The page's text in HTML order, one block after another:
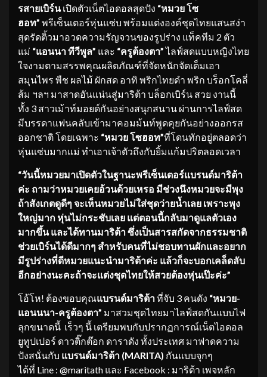
รสายเบิร์นเปิดตัวเน็ตไอดอลสุดปัง “หมวย โซ
ฮอท” พรีเซ็นเตอร์หุ่นแซ่บ พร้อมแต่งองค์ชุดไทยแสนสง่า
สุดรัดติ้วมาอวดความรัญจวนของรูปร่าง แท็คทีม 2 ตัว
แม่ “แอนนา ทีวีพูล” และ “ครูต้องตา”ไลฟ์สดแบบหญิงไทย
ใจงามตามสรรพคุณผลิตภัณฑ์ที่จัดหนักจัดเต็มเอา
สมุนไพร พืช ผลไม้ ผักสด อาทิ พริกไทยดำ พริก บร็อกโคลี่
ส้ม ฯลฯ มาสาดอันแน่นสู่มาริต้า บล็อกเบิร์น สวย งานนี้
ทั้ง 3 สาวเม้าท์มอยด์กันอย่างสนุกสนาน ผ่านการไลฟ์สด
มีบรรดาแฟนคลับเข้ามาคอมม้นท์พูดคุยกันอย่างออกรส
ออกชาติ โดยเฉพาะ “หมวย โซฮอท”ที่โดนทักอยู่ตลอดว่า
หุ่นแซ่บมากแม่ ทำเอาเจ้าตัวถึงกับยิ้มแก้มปริตลอดเวลา
“วันนี้หมวยมาเปิดตัวในฐานะพรีเซ็นเตอร์แบรนด์มาริต้า
ค่ะ ถามว่าหมวยเคยอ้วนด้วยเหรอ มีช่วงนึงหมวยจะมีพุง
ถ้าสังเกตดูดีๆ จะเห็นหมวยไม่ใส่ชุดว่ายน้ำเลย เพราะพุง
ใหญ่มาก หุ่นไม่กระชับเลย แต่ตอนนี้กลับมาดูแลตัวเอง
มากขึ้น และได้ทานมาริต้า ซึ่งเป็นสารสกัดจากธรรมชาติ
ช่วยเบิร์นได้ดีมากๆ สำหรับคนที่ไม่ชอบทานผักและอยาก
มีรูปร่างที่ดีหมวยแนะนำมาริต้าค่ะ แล้วก็จะบอกเคล็ดลับ
อีกอย่างนะคะถ้าจะแต่งชุดไทยให้สวยต้องหุ่นเป๊ะค่ะ”
โอ้โห! ต้องขอบคุณแบรนด์มาริต้าที่จับ 3 คนดัง “หมวย-
แอนนนา-ครูต้องตา” มาสวมชุดไทยมาไลฟ์สดกันแบบไฟ
ลุกขนาดนี้ เร็วๆ นี้ เตรียมพบกับปรากฏการณ์เน็ตไอดอล
ยูทูปเปอร์ ดาวติ๊กต๊อก ดาราดัง ทั้งประเทศ มาฟาดความ
ปังสนั่นกับ แบรนด์มาริต้า (MARITA) กันแบบจุกๆ
ได้ที่ Line : @maritath และ Facebook : มาริต้า เพจหลัก